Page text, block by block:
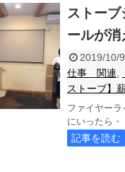
ストー
ールが消
2019/10/9
仕事 関連
ストーブ】
ファイヤー
にいったら・
記事を読む